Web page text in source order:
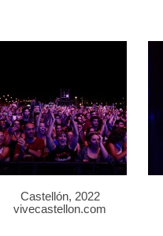
Castellón, 2022
vivecastellon.com